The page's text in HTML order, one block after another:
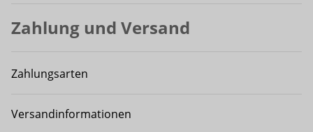
Zahlung und Versand
Zahlungsarten
Versandinformationen